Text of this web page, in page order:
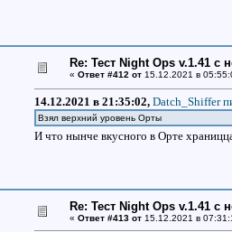
Re: Тест Night Ops v.1.41 с
« Ответ #412 от15.12.2021 в
14.12.2021 в 21:35:02, Datch_Shiffer
Взял верхний уровень Орты
И что нынче вкусного в Орте
Re: Тест Night Ops v.1.41 с
« Ответ #413 от15.12.2021 в